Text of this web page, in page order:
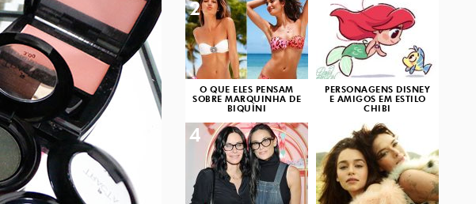
O QUE ELES PENSAM
SOBRE MARQUINHA DE
BIQUÍNI
2
PERSONAGENS DISNEY
E AMIGOS EM ESTILO
CHIBI
3
4